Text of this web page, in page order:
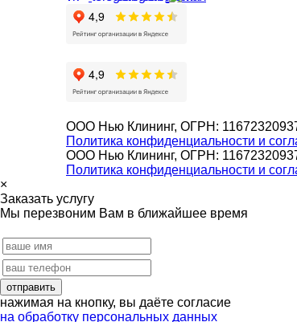
ООО Нью Клининг, ОГРН:
Политика конфиденциальности и
ООО Нью Клининг, ОГРН:
Политика конфиденциальности и
×
Заказать услугу
Мы перезвоним Вам в ближайшее время
нажимая на кнопку, вы даёте согласие
на обработку персональных данных